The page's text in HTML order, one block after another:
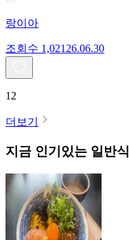
랑이아
조회수 1,021 26.06.30
12
더보기
지금 인기있는 일반식